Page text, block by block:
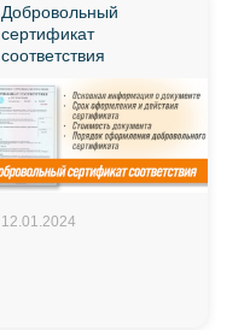
Добровольный
сертификат
соответствия
12.01.2024